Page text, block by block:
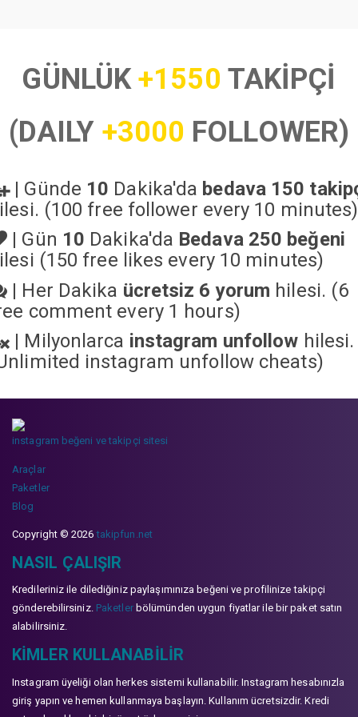
GÜNLÜK+1550 TAKİPÇİ
(DAILY +3000 FOLLOWER)
| Günde 10 Dakika'da bedava 150
(100 free follower every 10 minutes)
| Gün 10 Dakika'da Bedava 250 beğeni
(150 free likes every 10 minutes)
| Her Dakika ücretsiz 6 yorum hilesi. (6
comment every 1 hours)
| Milyonlarca instagram unfollow hilesi.
instagram unfollow cheats)
instagram beğeni ve takipçi sitesi
Araçlar
Paketler
Blog
Copyright © 2026takipfun.net
NASIL ÇALIŞIR
Kredileriniz ile dilediğiniz paylaşımınıza beğeni ve profilinize takipçi
gönderebilirsiniz. Paketlerbölümünden uygun fiyatlar ile bir paket satın
alabilirsiniz.
KIMLER KULLANABILIR
Instagram üyeliği olan herkes sistemi kullanabilir. Instagram hesabınızla
giriş yapın ve hemen kullanmaya başlayın. Kullanım ücretsizdir. Kredi